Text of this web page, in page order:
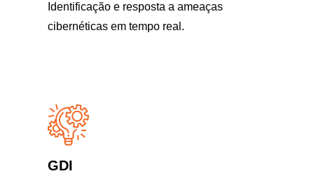
Identificação e resposta a ameaças
cibernéticas em tempo real.
GDI